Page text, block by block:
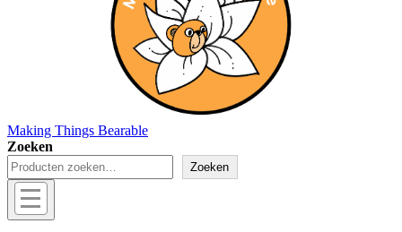
Making Things Bearable
Zoeken
Zoeken
Menu